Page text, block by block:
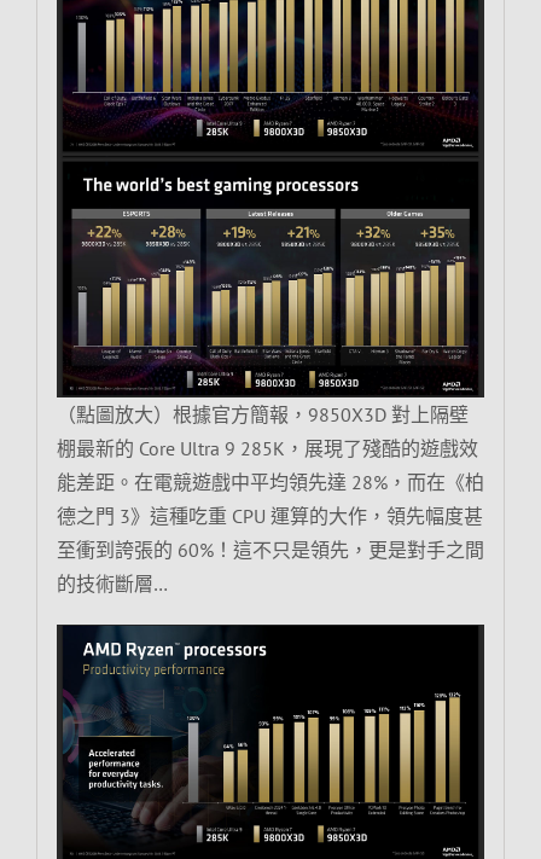
（點圖放大）根據官方簡報，9850X3D 對上隔壁
棚最新的 Core Ultra 9 285K，展現了殘酷的遊戲效
能差距。在電競遊戲中平均領先達 28%，而在《柏
德之門 3》這種吃重 CPU 運算的大作，領先幅度甚
至衝到誇張的 60%！這不只是領先，更是對手之間
的技術斷層…